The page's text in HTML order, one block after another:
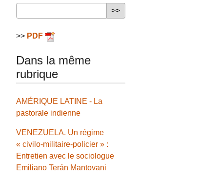
>> PDF
Dans la même
rubrique
AMÉRIQUE LATINE - La
pastorale indienne
VENEZUELA. Un régime
« civilo-militaire-policier » :
Entretien avec le sociologue
Emiliano Terán Mantovani